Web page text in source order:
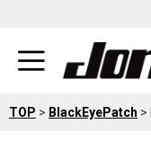
TOP > BlackEyePatch >